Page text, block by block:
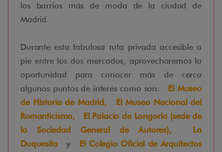
los barrios más de moda de la ciudad de
Madrid.
Durante esta fabulosa ruta privada accesible a
pie entre los dos mercados, aprovecharemos la
oportunidad para conocer más de cerca
algunos puntos de interés como son: El Museo
de Historia de Madrid,
El Museo Nacional del
Romanticismo,
El Palacio de Longoria (sede de
la Sociedad General de Autores),
La
Duquesita
y El Colegio Oficial de Arquitectos